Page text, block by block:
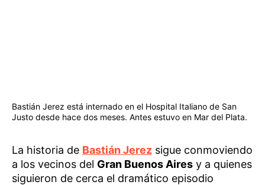
Bastián Jerez está internado en el Hospital Italiano de San
Justo desde hace dos meses. Antes estuvo en Mar del Plata.
La historia de Bastián Jerez sigue conmoviendo
a los vecinos del Gran Buenos Aires y a quienes
siguieron de cerca el dramático episodio